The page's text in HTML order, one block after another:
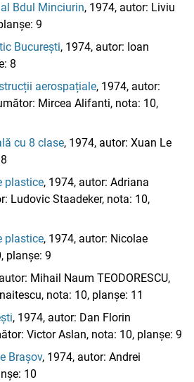
Bdul Minciurin, 1974, autor: Liviu
9
București, 1974, autor: Ioan
8
aerospațiale, 1974, autor:
Mircea Alifanti, nota: 10,
cu 8 clase, 1974, autor: Xuan Le
plastice, 1974, autor: Adriana
Ludovic Staadeker, nota: 10,
plastice, 1974, autor: Nicolae
planșe: 9
Mihail Naum TEODORESCU,
nota: 10, planșe: 11
, 1974, autor: Dan Florin
Victor Aslan, nota: 10, planșe: 9
Brașov, 1974, autor: Andrei
10